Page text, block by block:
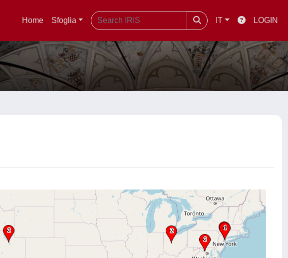
Home Sfoglia IT LOGIN